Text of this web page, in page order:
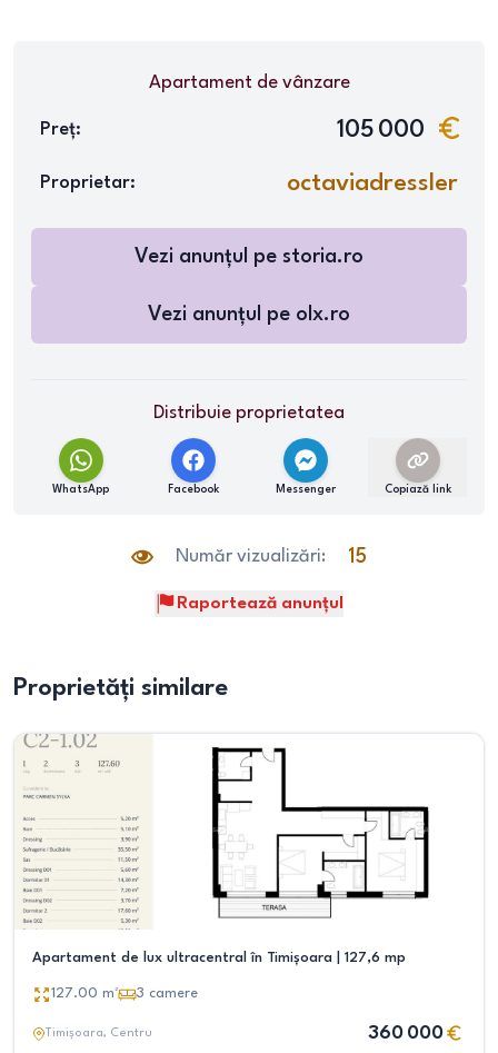
Apartamentde vânzare
Preț: 105 000
Proprietar: octaviadressler
Vezi anunțul pe storia.ro
Vezi anunțul pe olx.ro
Distribuie proprietatea
WhatsApp Facebook Messenger Copiază link
Număr vizualizări: 15
Raportează anunțul
Proprietăți similare
Apartament de lux ultracentral în Timișoara | 127,6 mp
127.00 m² 3 camere
Timișoara, Centru 360 000